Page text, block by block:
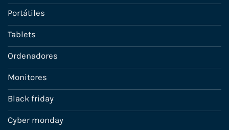
Portátiles
Tablets
Ordenadores
Monitores
Black friday
Cyber monday